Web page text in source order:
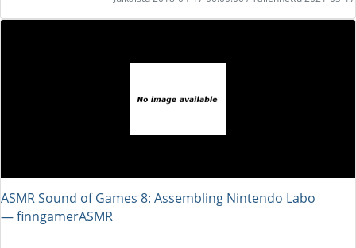
ASMR Sound of Games 8: Assembling Nintendo Labo
― finngamerASMR